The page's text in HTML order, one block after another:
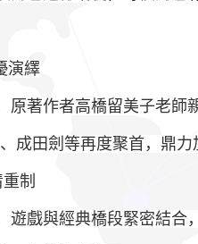
演繹
原著作者高橋留美子老師
成田劍等再度聚首，鼎力
制
遊戲與經典橋段緊密結合